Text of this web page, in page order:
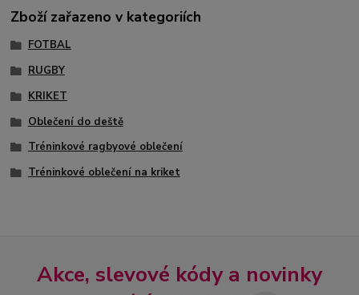
Zboží zařazeno v kategoriích
FOTBAL
RUGBY
KRIKET
Oblečení do deště
Tréninkové ragbyové oblečení
Tréninkové oblečení na kriket
Akce, slevové kódy a novinky